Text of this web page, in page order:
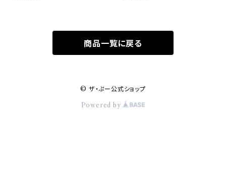
商品一覧に戻る
© ザ・ぷー公式ショップ
Powered by